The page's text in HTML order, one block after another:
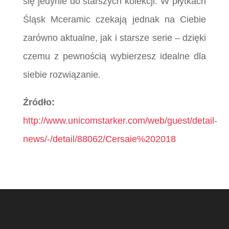
Śląsk Mceramic czekają jednak na Ciebie
zarówno aktualne, jak i starsze serie – dzięki
czemu z pewnością wybierzesz idealne dla
siebie rozwiązanie.
Źródło:
http://www.unicomstarker.com/web/guest/detail-
news/-/detail/88062/Cersaie%202018